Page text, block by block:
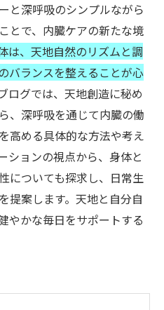
と深呼吸のシンプルながら
とで、内臓ケアの新たな境
は、天地自然のリズムと調
バランスを整えることが心
ログでは、天地創造に秘め
、深呼吸を通じて内臓の働
高める具体的な方法や考え
ションの視点から、身体と
についても探求し、日常生
提案します。天地と自分自
やかな毎日をサポートする